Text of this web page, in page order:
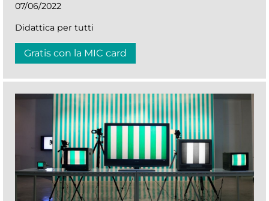
07/06/2022
Didattica per tutti
Gratis con la MIC card